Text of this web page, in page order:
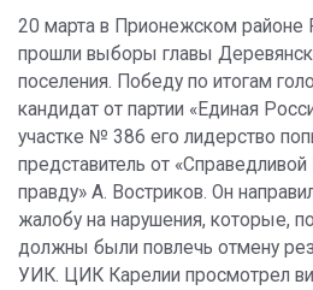
20 марта в Прионежском районе
прошли выборы главы
поселения. Победу по итогам
кандидат от партии «Единая
участке № 386 его лидерство
представитель от
правду» А. Востриков. Он
жалобу на нарушения, которые,
должны были повлечь отмену
УИК. ЦИК Карелии просмотрел